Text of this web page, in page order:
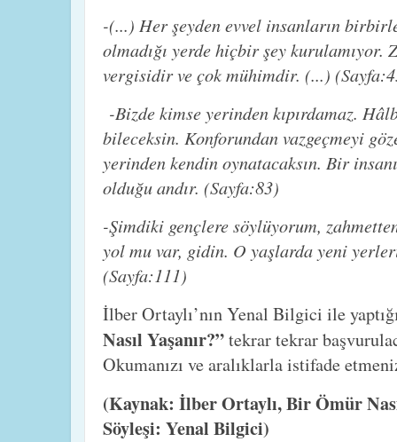
-(...) Her şeyden evvel insanların
olmadığı yerde hiçbir şey
vergisidir ve çok mühimdir. (...)
-Bizde kimse yerinden kıpırdamaz.
bileceksin. Konforundan vazgeçmeyi
yerinden kendin oynatacaksın. Bir
olduğu andır. (Sayfa:83)
-Şimdiki gençlere söylüyorum,
yol mu var, gidin. O yaşlarda yeni
(Sayfa:111)
İlber Ortaylı’nın Yenal Bilgici ile
Nasıl Yaşanır?”tekrar tekrar
Okumanızı ve aralıklarla istifade
(Kaynak: İlber Ortaylı, Bir Ömür
Söyleşi: Yenal Bilgici)